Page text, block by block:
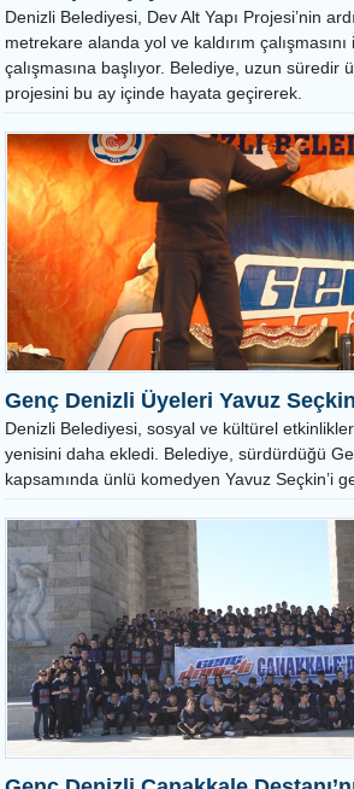
Denizli Belediyesi, Dev Alt Yapı Projesi’nin
metrekare alanda yol ve kaldırım çalışmasını
çalışmasına başlıyor. Belediye, uzun süredir
projesini bu ay içinde hayata geçirerek.
Genç Denizli Üyeleri Yavuz
Denizli Belediyesi, sosyal ve kültürel
yenisini daha ekledi. Belediye, sürdürdüğü
kapsamında ünlü komedyen Yavuz Seçkin’i